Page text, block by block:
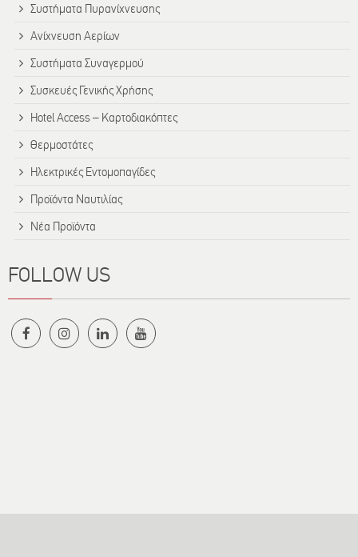
Συστήματα Πυρανίχνευσης
Ανίχνευση Αερίων
Συστήματα Συναγερμού
Συσκευές Γενικής Χρήσης
Hotel Access – Καρτοδιακόπτες
Θερμοστάτες
Ηλεκτρικές Εντομοπαγίδες
Προϊόντα Ναυτιλίας
Νέα Προϊόντα
FOLLOW US